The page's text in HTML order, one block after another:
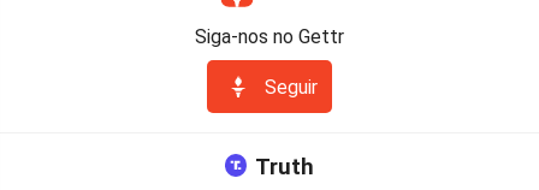
Siga-nos no Gettr
Seguir
Truth